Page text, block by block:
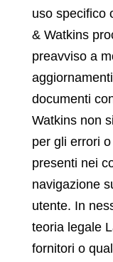
uso specifico
& Watkins
preavviso a
documenti
Watkins non
per gli errori
presenti nei
navigazione
utente. In
teoria legale
fornitori o